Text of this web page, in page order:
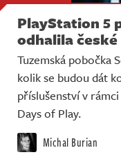
PlayStation 5
odhalila
Tuzemská pobočka
kolik se budou dát
příslušenství v
Days of Play.
Michal Burian